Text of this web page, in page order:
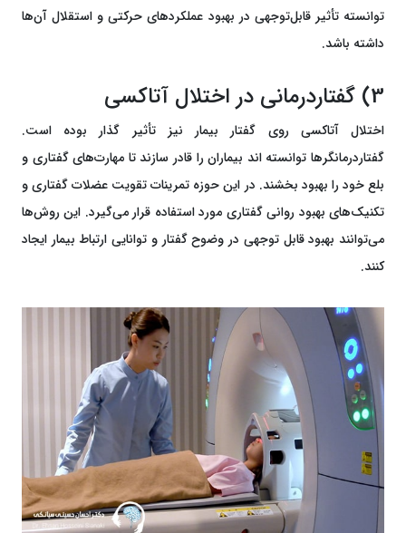
توانسته تأثیر قابل‌توجهی در بهبود عملکردهای حرکتی و استقلال آن‌ها
داشته باشد.
3) گفتاردرمانی در اختلال آتاکسی
اختلال آتاکسی روی گفتار بیمار نیز تأثیر گذار بوده است.
گفتاردرمانگرها توانسته اند بیماران را قادر سازند تا مهارت‌های گفتاری و
بلع خود را بهبود بخشند. در این حوزه تمرینات تقویت عضلات گفتاری و
تکنیک‌های بهبود روانی گفتاری مورد استفاده قرار می‌گیرد. این روش‌ها
می‌توانند بهبود قابل توجهی در وضوح گفتار و توانایی ارتباط بیمار ایجاد
کنند.